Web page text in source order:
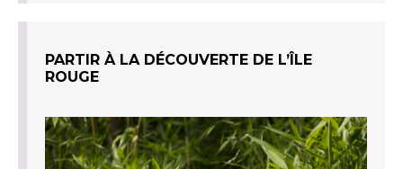
PARTIR À LA DÉCOUVERTE DE L’ÎLE
ROUGE